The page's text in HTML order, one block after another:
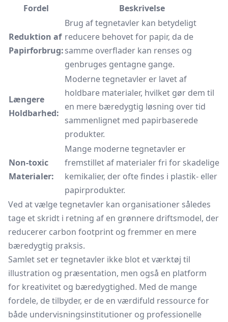
Fordel
Beskrivelse
Reduktion af
Papirforbrug:
Brug af tegnetavler kan betydeligt
reducere behovet for papir, da de
samme overflader kan renses og
genbruges gentagne gange.
Længere
Holdbarhed:
Moderne tegnetavler er lavet af
holdbare materialer, hvilket gør dem til
en mere bæredygtig løsning over tid
sammenlignet med papirbaserede
produkter.
Non-toxic
Materialer:
Mange moderne tegnetavler er
fremstillet af materialer fri for skadelige
kemikalier, der ofte findes i plastik- eller
papirprodukter.
Ved at vælge tegnetavler kan organisationer således
tage et skridt i retning af en grønnere driftsmodel, der
reducerer carbon footprint og fremmer en mere
bæredygtig praksis.
Samlet set er tegnetavler ikke blot et værktøj til
illustration og præsentation, men også en platform
for kreativitet og bæredygtighed. Med de mange
fordele, de tilbyder, er de en værdifuld ressource for
både undervisningsinstitutioner og professionelle